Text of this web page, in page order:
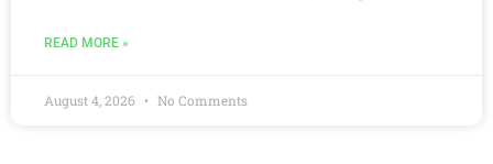
READ MORE »
August 4, 2026 No Comments